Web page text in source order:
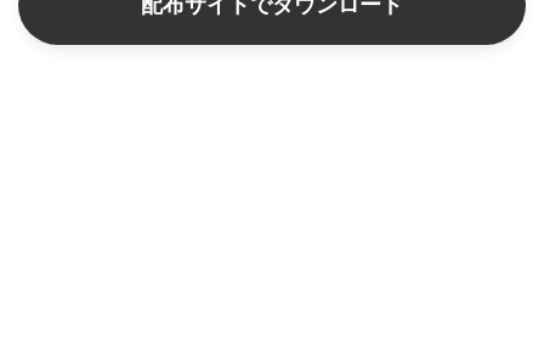
配布サイトでダウンロード